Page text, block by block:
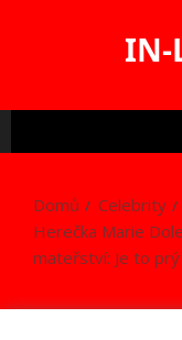
IN-
Domů
Celebrity
Herečka Marie
mateřství: Je to